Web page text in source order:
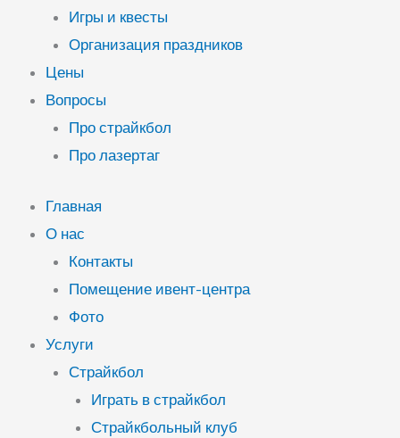
Игры и квесты
Организация праздников
Цены
Вопросы
Про страйкбол
Про лазертаг
Главная
О нас
Контакты
Помещение ивент-центра
Фото
Услуги
Страйкбол
Играть в страйкбол
Страйкбольный клуб